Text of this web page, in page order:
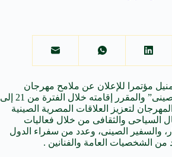
مؤتمرا للإعلان عن ملامح مهرجان
“الفنون والفلكلور الأفروصينى” والمقرر إقامته خلال الفترة من 21 إلى
المهرجان لتعزيز العلاقات المصرية الصينية
السياحى والثقافى من خلال فعاليات
والسفير الصينى، وعدد من سفراء الدول
من الشخصيات العامة والفنانين .